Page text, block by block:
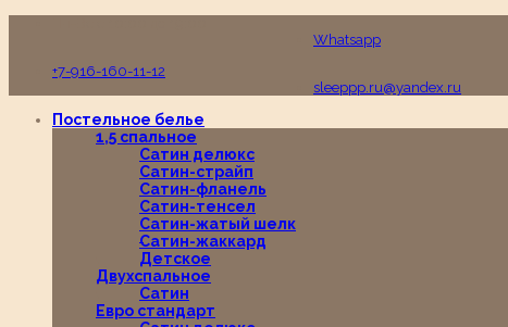
Whatsapp
+7-916-160-11-12
sleeppp.ru@yandex.ru
Постельное белье
1,5 спальное
Сатин делюкс
Сатин-страйп
Сатин-фланель
Сатин-тенсел
Сатин-жатый шелк
Сатин-жаккард
Детское
Двухспальное
Сатин
Евро стандарт